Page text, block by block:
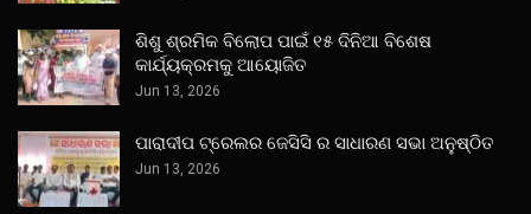
ଶିଶୁ ଶ୍ରମିକ ବିଲୋପ ପାଇଁ ୧୫ ଦିନିଆ ବିଶେଷ
କାର୍ଯ୍ୟକ୍ରମକୁ ଆୟୋଜିତ
Jun 13, 2026
ପାରାଦୀପ ଟ୍ରେଲର ଜେସିସି ର ସାଧାରଣ ସଭା ଅନୁଷ୍ଠିତ
Jun 13, 2026